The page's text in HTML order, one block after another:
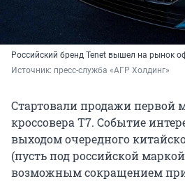
Российский бренд Tenet вышел на рынок
Источник: пресс-служба «АГР Холдинг»
Стартовали продажи первой
кроссовера T7. Событие
выходом очередного
(пусть под российской
возможным сокращением